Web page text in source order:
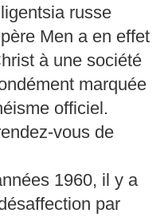
russe
Men a en effet
à une société
marquée
officiel.
vous de
1960, il y a
par